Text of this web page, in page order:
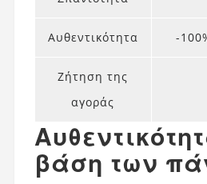
Αυθεντικότητα -
Ζήτηση της
αγοράς
βάση των